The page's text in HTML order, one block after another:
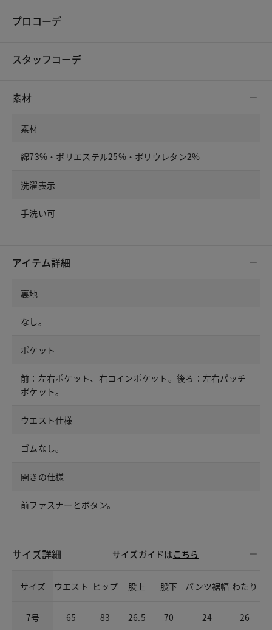
プロコーデ
スタッフコーデ
素材
素材
綿73%・ポリエステル25%・ポリウレタン2%
洗濯表示
手洗い可
アイテム詳細
裏地
なし。
ポケット
前：左右ポケット、右コインポケット。後ろ：左右パッチ
ポケット。
ウエスト仕様
ゴムなし。
開きの仕様
前ファスナーとボタン。
サイズ詳細 サイズガイドは こちら
サイズ ウエスト ヒップ 股上 股下 パンツ裾幅 わたり
7号 65 83 26.5 70 24 26